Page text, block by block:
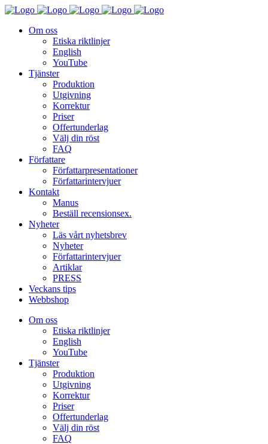
Om oss
Etiska riktlinjer
English
YouTube
Tjänster
Produktion
Utgivning
Korrektur
Priser
Offertunderlag
Välj din röst
FAQ
Författare
Författarpresentationer
Författarintervjuer
Kontakt
Manus
Beställ recensionsex.
Nyheter
Läs vårt nyhetsbrev
Nyheter
Författarintervjuer
Artiklar
PRESS
Veckans tips
Webbshop
Om oss
Etiska riktlinjer
English
YouTube
Tjänster
Produktion
Utgivning
Korrektur
Priser
Offertunderlag
Välj din röst
FAQ